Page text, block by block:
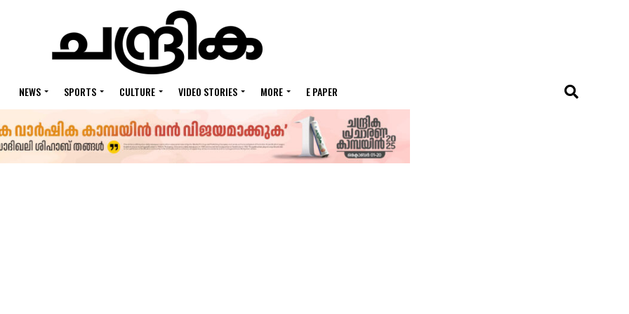
NEWS SPORTS CULTURE VIDEO STORIES MORE E PAPER